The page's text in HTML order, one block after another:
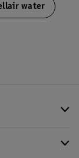
water